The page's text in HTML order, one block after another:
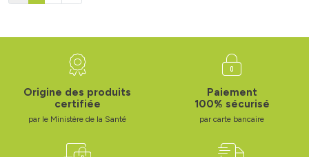
Origine des produits
certifiée
par le Ministère de la Santé
Paiement
100% sécurisé
par carte bancaire